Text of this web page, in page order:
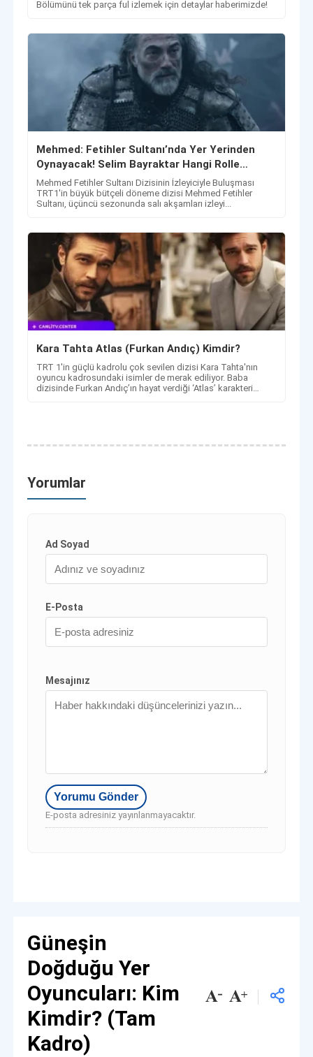
Bölümünü tek parça ful izlemek için detaylar haberimizde!
Mehmed: Fetihler Sultanı’nda Yer Yerinden
Oynayacak! Selim Bayraktar Hangi Rolle
Geliyor?
Mehmed Fetihler Sultanı Dizisinin İzleyiciyle Buluşması
TRT1'in büyük bütçeli döneme dizisi Mehmed Fetihler
Sultanı, üçüncü sezonunda salı akşamları izleyi...
Kara Tahta Atlas (Furkan Andıç) Kimdir?
TRT 1'in güçlü kadrolu çok sevilen dizisi Kara Tahta'nın
oyuncu kadrosundaki isimler de merak ediliyor. Baba
dizisinde Furkan Andıç’ın hayat verdiği ‘Atlas’ karakteri
Yorumlar
Ad Soyad
E-Posta
Mesajınız
E-posta adresiniz yayınlanmayacaktır.
Güneşin
Doğduğu Yer
Oyuncuları: Kim
Kimdir? (Tam
Kadro)